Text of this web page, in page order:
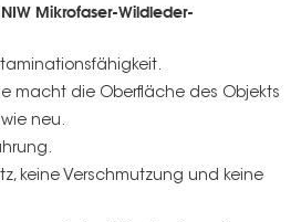
Mikrofaser-Wildleder-
macht die Oberfläche des Objekts
neu.
keine Verschmutzung und keine